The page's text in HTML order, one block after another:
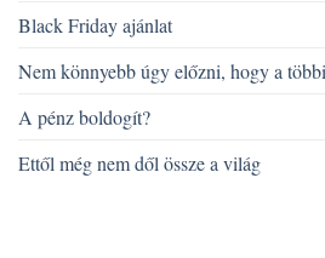
Black Friday ajánlat
Nem könnyebb úgy előzni, hogy a
A pénz boldogít?
Ettől még nem dől össze a világ